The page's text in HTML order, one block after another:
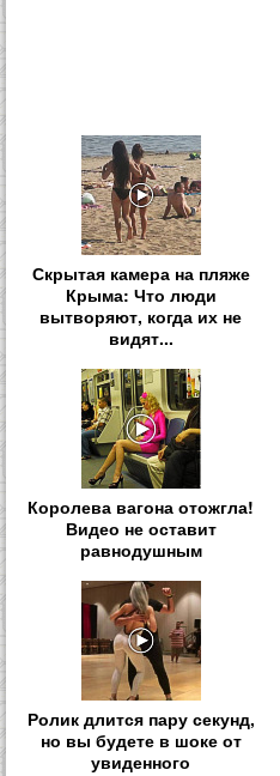
Скрытая камера на пляже
Крыма: Что люди
вытворяют, когда их не
видят...
Королева вагона отожгла!
Видео не оставит
равнодушным
Ролик длится пару секунд,
но вы будете в шоке от
увиденного